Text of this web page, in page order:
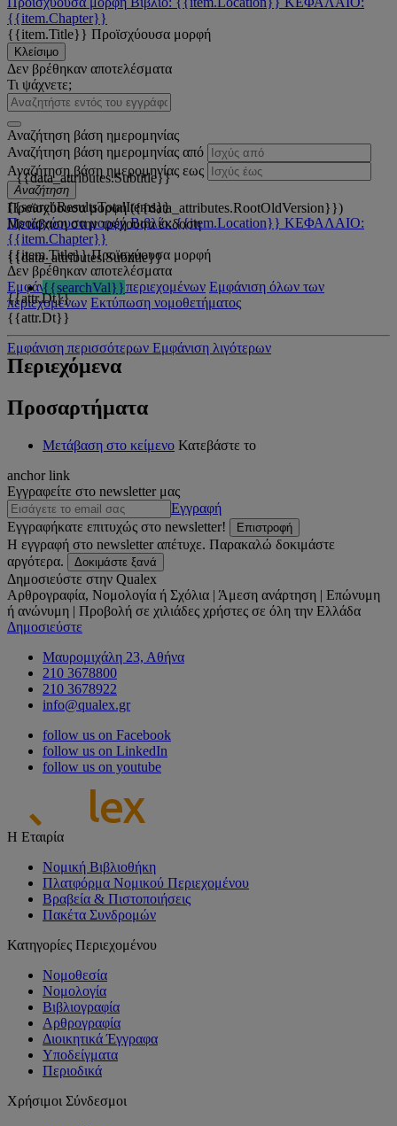
{{item.Chapter}}
{{item.Title}} Προϊσχύουσα μορφή
Κλείσιμο
Δεν βρέθηκαν αποτελέσματα
Τι ψάχνετε;
Αναζήτηση βάση ημερομηνίας
Αναζήτηση βάση ημερομηνίας από
Αναζήτηση βάση ημερομηνίας εως
Αναζήτηση
{{searchResultsTotalItems}}
Προϊσχύουσα μορφή Βιβλίο: {{item.Location}} ΚΕΦΑΛΑΙΟ:
{{item.Chapter}}
{{item.Title}} Προϊσχύουσα μορφή
Δεν βρέθηκαν αποτελέσματα
Εμφάνιση όλων των περιεχομένων Εμφάνιση όλων των
περιεχομένων Εκτύπωση νομοθετήματος
{{data_attributes.Subtitle}}
Προϊσχύουσα μορφή ({{data_attributes.RootOldVersion}})
Μετάβαση στην τρέχουσα έκδοση
{{data_attributes.Subtitle}}
{{searchVal}}
{{attr.Dt}}
Εμφάνιση περισσότερων Εμφάνιση λιγότερων
{{attr.Dt}}
Περιεχόμενα
Προσαρτήματα
Μετάβαση στο κείμενο Κατεβάστε το
anchor link
Εγγραφείτε στο newsletter μας
Εγγραφή
Εγγραφήκατε επιτυχώς στο newsletter!
Επιστροφή
Η εγγραφή στο newsletter απέτυχε. Παρακαλώ δοκιμάστε
αργότερα.
Δοκιμάστε ξανά
Δημοσιεύστε στην Qualex
Αρθρογραφία, Νομολογία ή Σχόλια | Άμεση ανάρτηση | Επώνυμη
ή ανώνυμη | Προβολή σε χιλιάδες χρήστες σε όλη την Ελλάδα
Δημοσιεύστε
Μαυρομιχάλη 23, Αθήνα
210 3678800
210 3678922
info@qualex.gr
follow us on Facebook
follow us on LinkedIn
follow us on youtube
Η Εταιρία
Νομική Βιβλιοθήκη
Πλατφόρμα Νομικού Περιεχομένου
Βραβεία & Πιστοποιήσεις
Πακέτα Συνδρομών
Κατηγορίες Περιεχομένου
Νομοθεσία
Νομολογία
Βιβλιογραφία
Αρθρογραφία
Διοικητικά Έγγραφα
Υποδείγματα
Περιοδικά
Χρήσιμοι Σύνδεσμοι